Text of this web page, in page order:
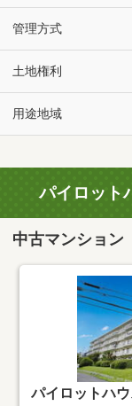
管理方式
土地権利
用途地域
パイロット
中古マンション
パイロットハ